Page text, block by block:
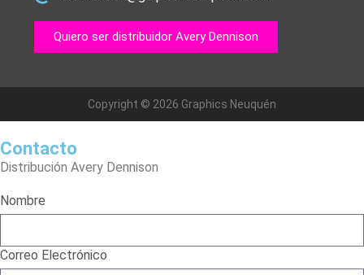
Quiero ser distribuidor Avery Dennison
Copyright © 2026 Graphics Neuquén
Contacto
Distribución Avery Dennison
Nombre
Correo Electrónico